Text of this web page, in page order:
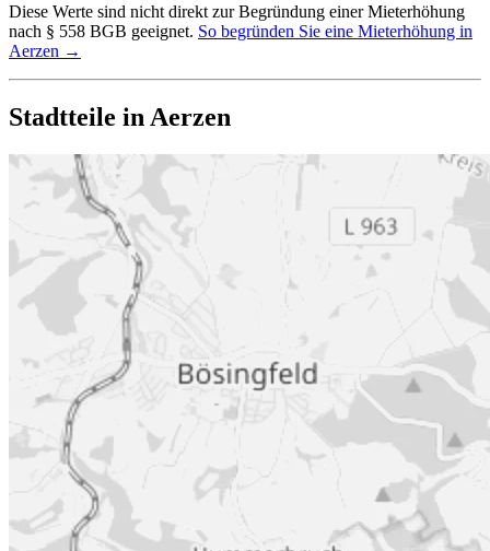
Diese Werte sind nicht direkt zur Begründung einer Mieterhöhung
nach § 558 BGB geeignet. So begründen Sie eine Mieterhöhung in
Aerzen →
Stadtteile in Aerzen